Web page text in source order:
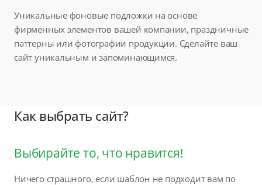
Уникальные фоновые подложки на основе
фирменных элементов вашей компании, праздничные
паттерны или фотографии продукции. Сделайте ваш
сайт уникальным и запоминающимся.
Как выбрать сайт?
Выбирайте то, что нравится!
Ничего страшного, если шаблон не подходит вам по